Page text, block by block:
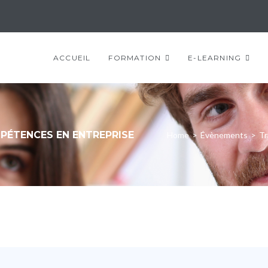
ACCUEIL FORMATION E-LEARNING
EN ENTREPRISE Home > Évènements >